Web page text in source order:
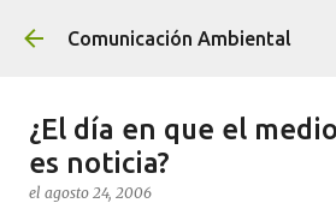
Ir al contenido
Comunicación Ambiental
¿El día en que el
es noticia?
el agosto 24, 2006